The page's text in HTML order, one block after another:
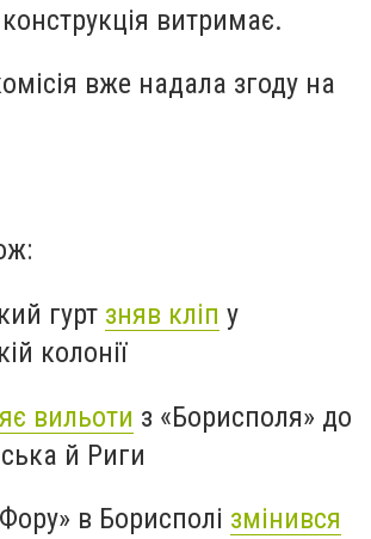
витримає.
вже надала згоду на
гурт зняв кліп у
колонії
вильоти з «Борисполя» до
й Риги
в Борисполі змінився